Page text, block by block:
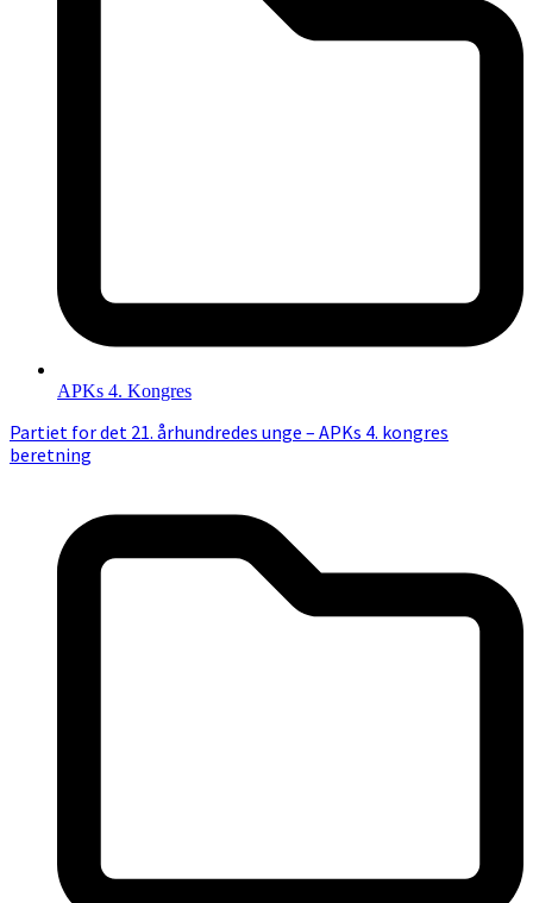
APKs 4. Kongres
Partiet for det 21. århundredes unge – APKs 4. kongres
beretning